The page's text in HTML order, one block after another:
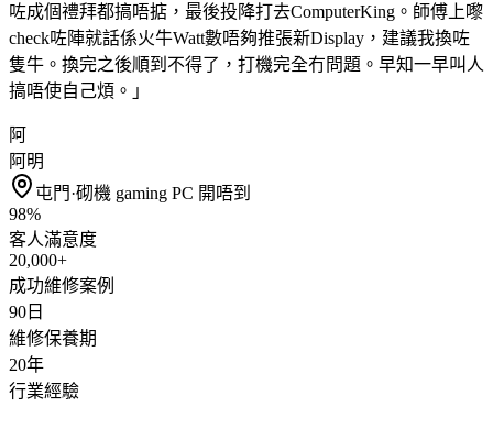
咗成個禮拜都搞唔掂，最後投降打去ComputerKing。師傅上嚟
check咗陣就話係火牛Watt數唔夠推張新Display，建議我換咗
隻牛。換完之後順到不得了，打機完全冇問題。早知一早叫人
搞唔使自己煩。 」
阿
阿明
屯門·砌機 gaming PC 開唔到
98%
客人滿意度
20,000+
成功維修案例
90日
維修保養期
20年
行業經驗